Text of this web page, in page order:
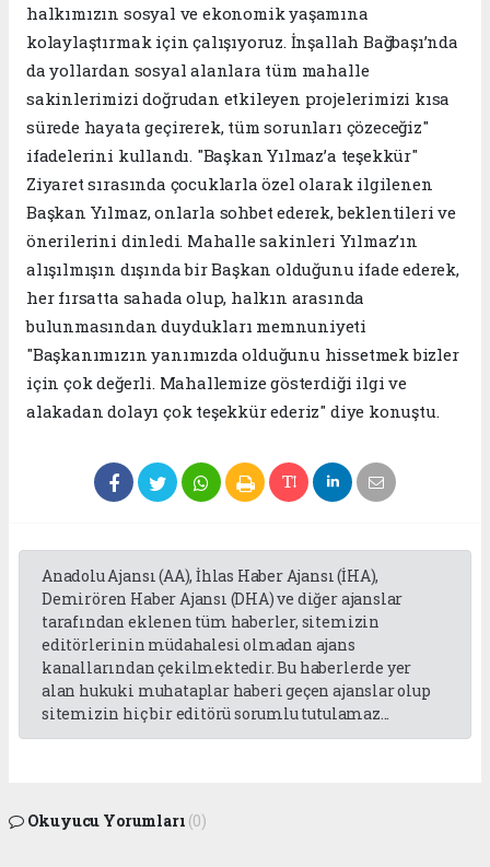
halkımızın sosyal ve ekonomik yaşamına
kolaylaştırmak için çalışıyoruz. İnşallah Bağbaşı’nda
da yollardan sosyal alanlara tüm mahalle
sakinlerimizi doğrudan etkileyen projelerimizi kısa
sürede hayata geçirerek, tüm sorunları çözeceğiz"
ifadelerini kullandı. "Başkan Yılmaz’a teşekkür"
Ziyaret sırasında çocuklarla özel olarak ilgilenen
Başkan Yılmaz, onlarla sohbet ederek, beklentileri ve
önerilerini dinledi. Mahalle sakinleri Yılmaz’ın
alışılmışın dışında bir Başkan olduğunu ifade ederek,
her fırsatta sahada olup, halkın arasında
bulunmasından duydukları memnuniyeti
"Başkanımızın yanımızda olduğunu hissetmek bizler
için çok değerli. Mahallemize gösterdiği ilgi ve
alakadan dolayı çok teşekkür ederiz" diye konuştu.
Anadolu Ajansı (AA), İhlas Haber Ajansı (İHA),
Demirören Haber Ajansı (DHA) ve diğer ajanslar
tarafından eklenen tüm haberler, sitemizin
editörlerinin müdahalesi olmadan ajans
kanallarından çekilmektedir. Bu haberlerde yer
alan hukuki muhataplar haberi geçen ajanslar olup
sitemizin hiç bir editörü sorumlu tutulamaz...
Okuyucu Yorumları (0)